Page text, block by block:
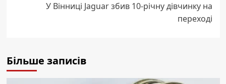
У Вінниці Jaguar збив 10-річну дівчинку на
переході
Більше записів